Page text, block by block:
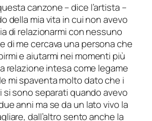
canzone– dice l’artista –
della mia vita in cui non avevo
di relazionarmi con nessuno
di me cercava una persona che
e aiutarmi nei momenti più
relazione intesa come legame
mi spaventa molto dato che i
si sono separati quando avevo
anni ma se da un lato vivo la
dall’altro sento anche la